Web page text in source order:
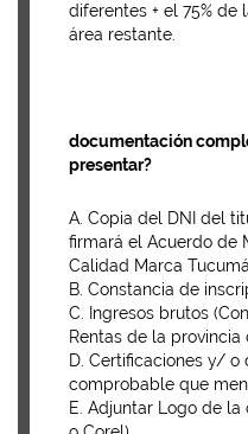
diferentes + el 75%
área restante.
documentación
presentar?
A. Copia del DNI del
firmará el Acuerdo de
Calidad Marca
B. Constancia de
C. Ingresos brutos
Rentas de la provincia
D. Certificaciones y/ o
comprobable que
E. Adjuntar Logo de la